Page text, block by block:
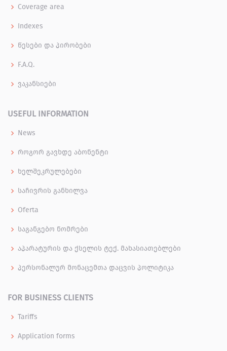
Coverage area
Indexes
წესები და პირობები
F.A.Q.
ვაკანსიები
USEFUL INFORMATION
News
როგორ გავხდე აბონენტი
ხელშეკრულებები
საჩივრის განხილვა
Oferta
საგანგებო ნომრები
აპარატურის და ქსელის ტექ. მახასიათებლები
პერსონალურ მონაცემთა დაცვის პოლიტიკა
FOR BUSINESS CLIENTS
Tariffs
Application forms